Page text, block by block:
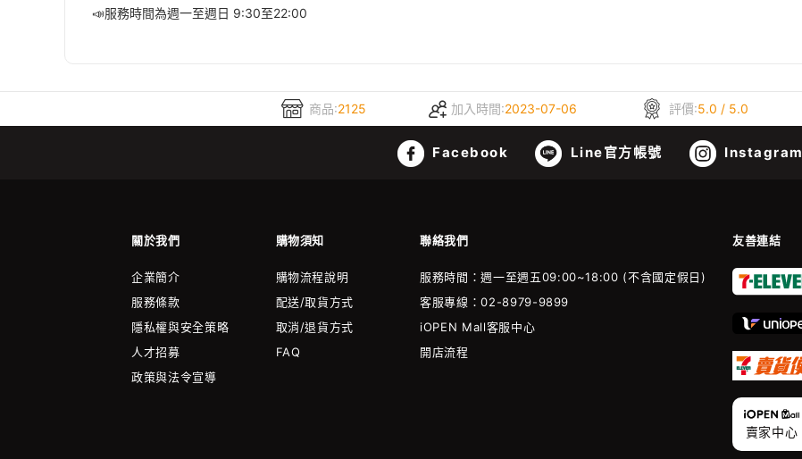
📣服務時間為週一至週日 9:30至22:00
商品:2125 加入時間:2023-07-06 評價:5.0 / 5.0
Facebook Line官方帳號 Instagram
關於我們 購物須知 聯絡我們 友善連結
企業簡介
服務條款
隱私權與安全策略
人才招募
政策與法令宣導
購物流程說明
配送/取貨方式
取消/退貨方式
FAQ
服務時間：週一至週五09:00~18:00 (不含國定假日)
客服專線：02-8979-9899
iOPEN Mall客服中心
開店流程
賣家中心